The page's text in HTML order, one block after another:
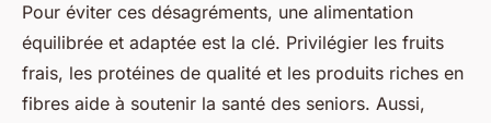
Pour éviter ces désagréments, une alimentation
équilibrée et adaptée est la clé. Privilégier les fruits
frais, les protéines de qualité et les produits riches en
fibres aide à soutenir la santé des seniors. Aussi,